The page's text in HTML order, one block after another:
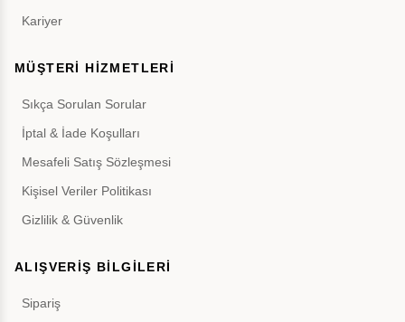
Kariyer
MÜŞTERİ HİZMETLERİ
Sıkça Sorulan Sorular
İptal & İade Koşulları
Mesafeli Satış Sözleşmesi
Kişisel Veriler Politikası
Gizlilik & Güvenlik
ALIŞVERİŞ BİLGİLERİ
Sipariş